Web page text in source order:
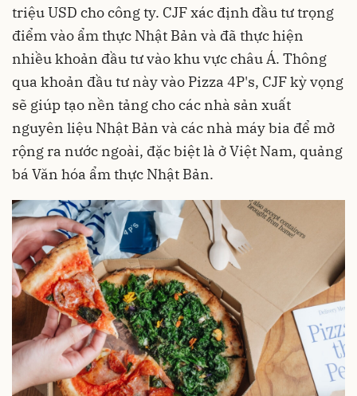
triệu USD cho công ty. CJF xác định đầu tư trọng
điểm vào ẩm thực Nhật Bản và đã thực hiện
nhiều khoản đầu tư vào khu vực châu Á. Thông
qua khoản đầu tư này vào Pizza 4P's, CJF kỳ vọng
sẽ giúp tạo nền tảng cho các nhà sản xuất
nguyên liệu Nhật Bản và các nhà máy bia để mở
rộng ra nước ngoài, đặc biệt là ở Việt Nam, quảng
bá Văn hóa ẩm thực Nhật Bản.